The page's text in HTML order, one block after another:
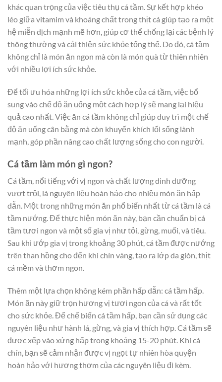
khác quan trọng của việc tiêu thụ cá tầm. Sự kết hợp khéo
léo giữa vitamim và khoáng chất trong thịt cá giúp tạo ra một
hệ miễn dịch mạnh mẽ hơn, giúp cơ thể chống lại các bệnh lý
thông thường và cải thiện sức khỏe tổng thể. Do đó, cá tầm
không chỉ là món ăn ngon mà còn là món quà từ thiên nhiên
với nhiều lợi ích sức khỏe.
Để tối ưu hóa những lợi ích sức khỏe của cá tầm, việc bổ
sung vào chế độ ăn uống một cách hợp lý sẽ mang lại hiệu
quả cao nhất. Việc ăn cá tầm không chỉ giúp duy trì một chế
độ ăn uống cân bằng mà còn khuyến khích lối sống lành
mạnh, góp phần nâng cao chất lượng sống cho con người.
Cá tầm làm món gì ngon?
Cá tầm, nổi tiếng với vị ngon và chất lượng dinh dưỡng
vượt trội, là nguyên liệu hoàn hảo cho nhiều món ăn hấp
dẫn. Một trong những món ăn phổ biến nhất từ cá tầm là cá
tầm nướng. Để thực hiện món ăn này, bạn cần chuẩn bị cá
tầm tươi ngon và một số gia vị như tỏi, gừng, muối, và tiêu.
Sau khi ướp gia vị trong khoảng 30 phút, cá tầm được nướng
trên than hồng cho đến khi chín vàng, tạo ra lớp da giòn, thịt
cá mềm và thơm ngon.
Thêm một lựa chọn không kém phần hấp dẫn: cá tầm hấp.
Món ăn này giữ trọn hương vị tươi ngon của cá và rất tốt
cho sức khỏe. Để chế biến cá tầm hấp, bạn cần sử dụng các
nguyên liệu như hành lá, gừng, và gia vị thích hợp. Cá tầm sẽ
được xếp vào xửng hấp trong khoảng 15-20 phút. Khi cá
chín, bạn sẽ cảm nhận được vị ngọt tự nhiên hòa quyện
hoàn hảo với hương thơm của các nguyên liệu đi kèm.